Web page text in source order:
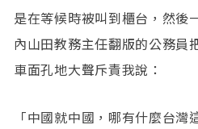
是在等候時被叫到櫃台，然後
內山田教務主任翻版的公務員
車面孔地大聲斥責我說：
「中國就中國，哪有什麼台灣